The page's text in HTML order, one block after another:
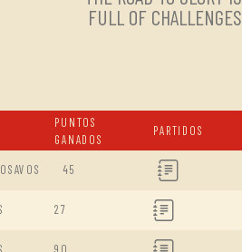
FULL OF CHALLENGES
PUNTOS
GANADOS
PARTIDOS
45
27